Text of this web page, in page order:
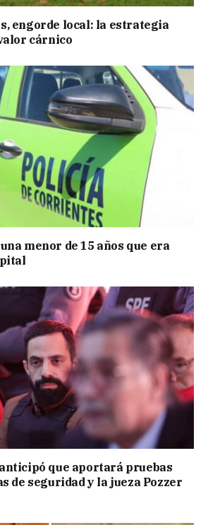
engorde local: la estrategia
cárnico
menor de 15 años que era
que aportará pruebas
de seguridad y la jueza Pozzer